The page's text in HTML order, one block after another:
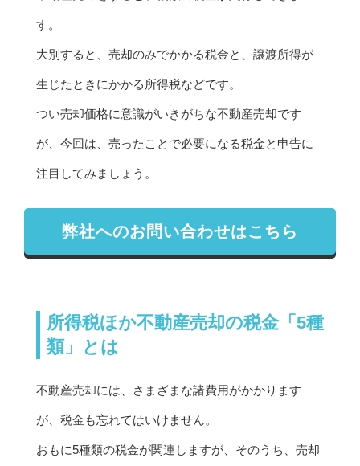
す。
大別すると、売却のみでかかる税金と、譲渡所得が
生じたときにかかる所得税などです。
つい売却価格に意識がいきがちな不動産売却です
が、今回は、売ったことで必要になる税金と申告に
注目してみましょう。
弊社へのお問い合わせはこちら
所得税ほか不動産売却の税金「5種
類」とは
不動産売却には、さまざまな諸費用がかかります
が、税金も忘れてはいけません。
おもに5種類の税金が関連しますが、そのうち、売却